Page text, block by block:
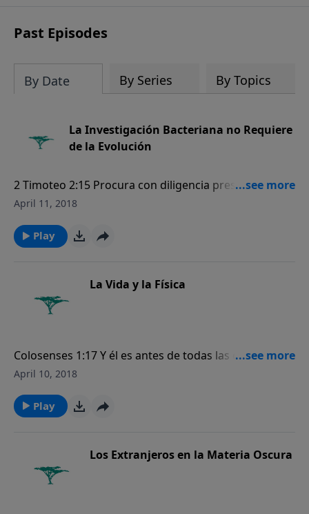
más a la prueba colectiva de que la
Biblia es verdaderamente la Palabra
Past Episodes
By Date By Series By Topics
La Investigación Bacteriana no Requiere
de la Evolución
2 Timoteo 2:15 Procura con diligencia presentarte a
Dios aprobado, como obrero que no tiene de qué
April 11, 2018
Play
La Vida y la Física
Colosenses 1:17 Y él es antes de todas las cosas, y
todas las cosas en él subsisten…
April 10, 2018
Play
Los Extranjeros en la Materia Oscura